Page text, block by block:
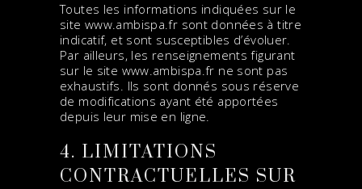
Toutes les informations indiquées sur le
site www.ambispa.fr sont données à titre
indicatif, et sont susceptibles d’évoluer.
Par ailleurs, les renseignements figurant
sur le site www.ambispa.fr ne sont pas
exhaustifs. Ils sont donnés sous réserve
de modifications ayant été apportées
depuis leur mise en ligne.
4. LIMITATIONS
CONTRACTUELLES SUR